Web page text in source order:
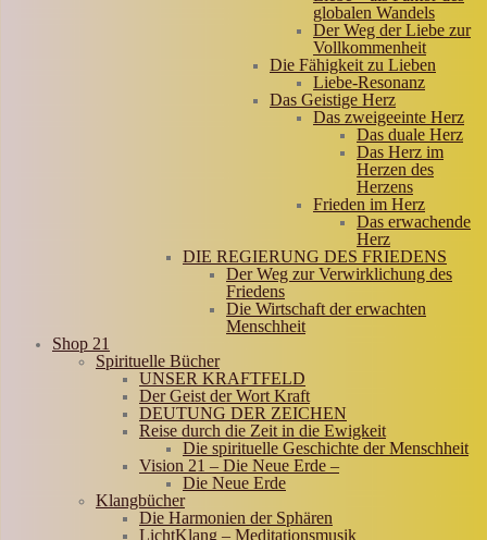
globalen Wandels
Der Weg der Liebe zur
Vollkommenheit
Die Fähigkeit zu Lieben
Liebe-Resonanz
Das Geistige Herz
Das zweigeeinte Herz
Das duale Herz
Das Herz im
Herzen des
Herzens
Frieden im Herz
Das erwachende
Herz
DIE REGIERUNG DES FRIEDENS
Der Weg zur Verwirklichung des
Friedens
Die Wirtschaft der erwachten
Menschheit
Shop 21
Spirituelle Bücher
UNSER KRAFTFELD
Der Geist der Wort Kraft
DEUTUNG DER ZEICHEN
Reise durch die Zeit in die Ewigkeit
Die spirituelle Geschichte der Menschheit
Vision 21 – Die Neue Erde –
Die Neue Erde
Klangbücher
Die Harmonien der Sphären
LichtKlang – Meditationsmusik